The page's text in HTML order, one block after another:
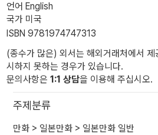
언어 English
국가 미국
ISBN 9781974747313
(종수가 많은) 외서는 해외거래처에서
시하지 못하는 경우가 있습니다.
문의사항은 1:1 상담을 이용해 주십시오.
주제분류
만화 > 일본만화 > 일본만화 일반